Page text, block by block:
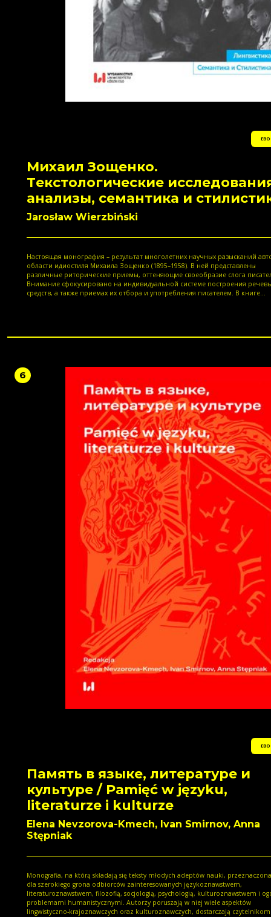
Михаил Зощенко.
Tекстологические
анализы, семантика и
Jarosław Wierzbiński
Настоящая монография – результат многолетних научных разысканий
области идиостиля Михаила Зощенко (1895–1958). В ней представлены
различные риторические приемы, оттеняющие своеобразие слога
Внимание сфокусировано на индивидуальной системе построения
средств, а также приемах их отбора и употребления писателем. В книге
synchronii, sięgającą także do diachronii języka rosyjskiego, jakim posługuje się
tekście. Takie podejście umożliwiło Autorowi stwierdzenie różnorodnych
artystycznych stosowanych przez Michaiła Zoszczenkę w celu uzyskania
często groteskowego, efektu oraz wszechstronne poznanie osobliwości stylu
recenzji prof. US dr hab. Beaty Rycielskiej
6
Память в языке, литературе и
культуре / Pamięć w języku,
literaturze i kulturze
Elena Nevzorova-Kmech, Ivan Smirnov, Anna
Stępniak
Monografia, na którą składają się teksty młodych adeptów nauki,
dla szerokiego grona odbiorców zainteresowanych językoznawstwem,
literaturoznawstwem, filozofią, socjologią, psychologią, kulturoznawstwem i
problemami humanistycznymi. Autorzy poruszają w niej wiele aspektów
lingwistyczno-krajoznawczych oraz kulturoznawczych, dostarczają czytelnikom